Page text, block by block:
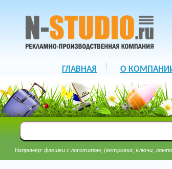
ГЛАВНАЯ О
Например: флешки с логотипом, (ветровка, ключи,